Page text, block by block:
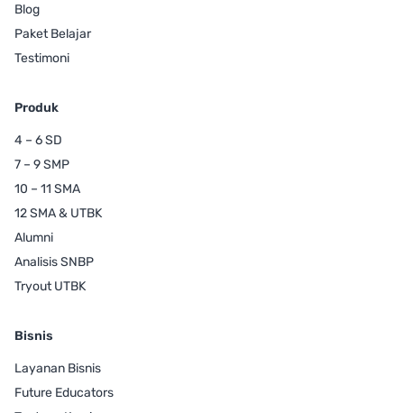
Blog
Paket Belajar
Testimoni
Produk
4 – 6 SD
7 – 9 SMP
10 – 11 SMA
12 SMA & UTBK
Alumni
Analisis SNBP
Tryout UTBK
Bisnis
Layanan Bisnis
Future Educators